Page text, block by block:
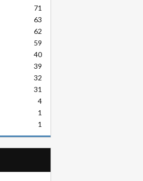
71
63
62
59
40
39
32
31
4
1
1